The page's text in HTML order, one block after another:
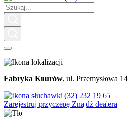
Fabryka Knurów, ul. Przemysłowa 14
(32) 232 19 65
Zarejestruj przyczepę Znajdź dealera